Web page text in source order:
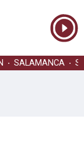
SALAMANCA